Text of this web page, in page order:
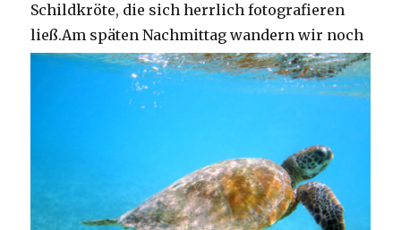
Schildkröte, die sich herrlich fotografieren
ließ.Am späten Nachmittag wandern wir noch